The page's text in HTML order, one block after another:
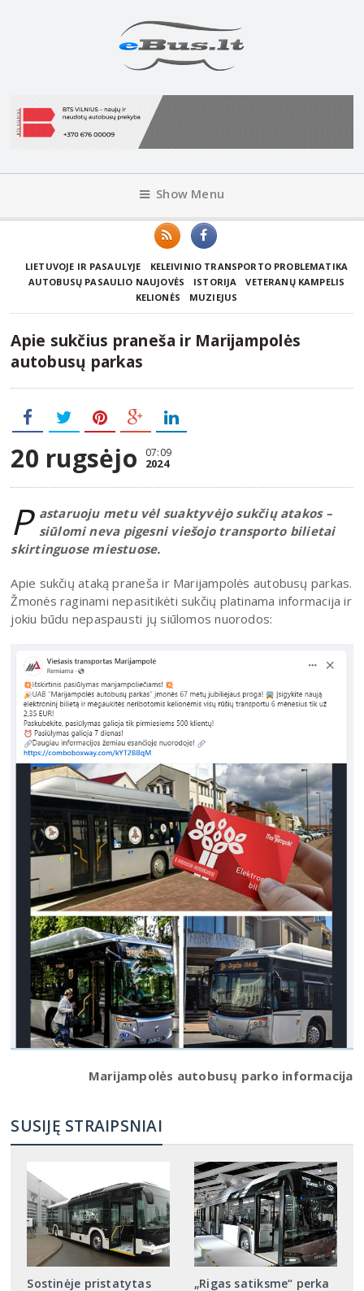
Show Menu
LIETUVOJE IR PASAULYJE
KELEIVINIO TRANSPORTO PROBLEMATIKA
AUTOBUSŲ PASAULIO NAUJOVĖS
ISTORIJA
VETERANŲ KAMPELIS
KELIONĖS
MUZIEJUS
Apie sukčius praneša ir Marijampolės
autobusų parkas
20 rugsėjo 07:09
2024
P astaruoju metu vėl suaktyvėjo sukčių atakos –
siūlomi neva pigesni viešojo transporto bilietai
skirtinguose miestuose.
Apie sukčių ataką praneša ir Marijampolės autobusų parkas.
Žmonės raginami nepasitikėti sukčių platinama informacija ir
jokiu būdu nepaspausti jų siūlomos nuorodos:
Marijampolės autobusų parko informacija
SUSIJĘ STRAIPSNIAI
Sostinėje pristatytas
„Rigas satiksme“ perka